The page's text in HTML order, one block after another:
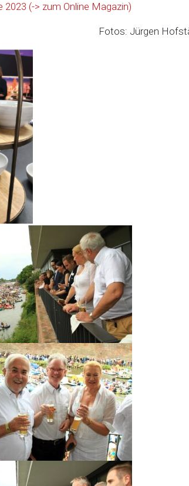
(-> zum Online Magazin)
Fotos: Jürgen